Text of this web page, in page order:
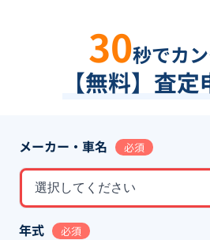
30秒でカン
【無料】査
メーカー・車名 必須
選択してください
年式 必須